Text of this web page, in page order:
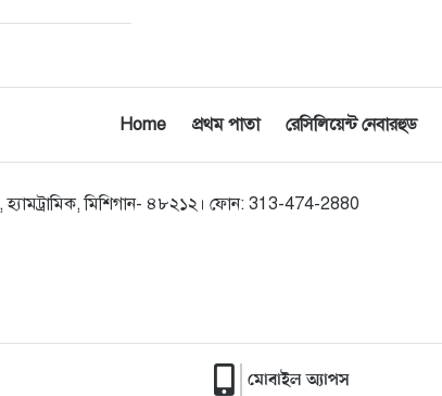
Home প্রথম পাতা রেসিলিয়েন্ট নেবারহুড
হ্যামট্রামিক, মিশিগান- ৪৮২১২। ফোন: 313-474-2880
মোবাইল অ্যাপস